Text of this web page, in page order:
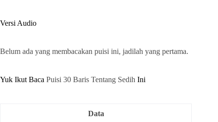
Versi Audio
Belum ada yang membacakan puisi ini, jadilah yang pertama.
Yuk Ikut Baca Puisi 30 Baris Tentang Sedih Ini
Data